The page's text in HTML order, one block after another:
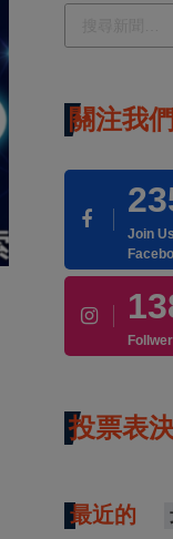
關注我們
Join
投票表
最近的